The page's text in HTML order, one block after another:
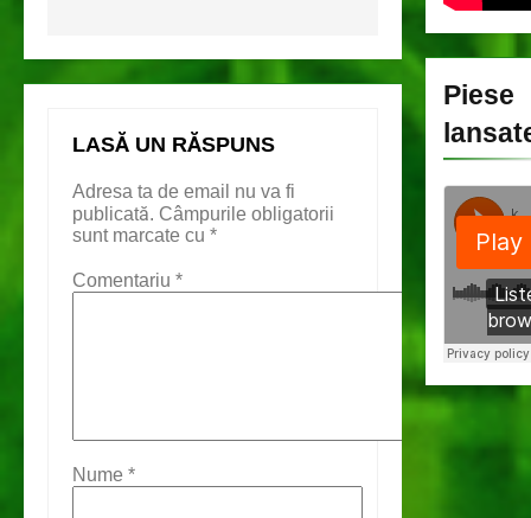
LASĂ UN RĂSPUNS
Adresa ta de email nu va fi
publicată. Câmpurile obligatorii
sunt marcate cu *
Comentariu *
Nume *
Piese